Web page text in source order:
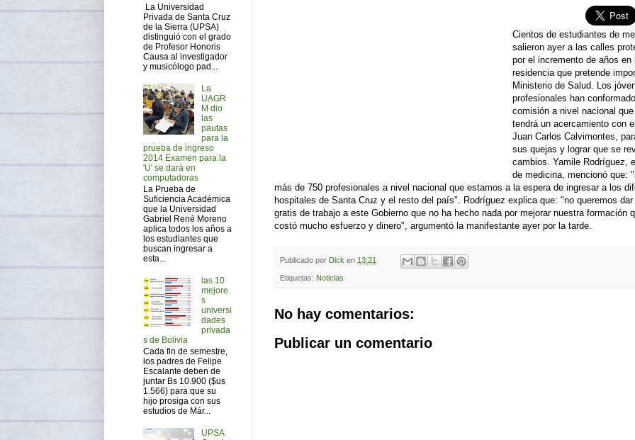
Cientos de estudiantes de
salieron ayer a las calles
por el incremento de años en
residencia que pretende
Ministerio de Salud. Los
profesionales han
comisión a nivel nacional
tendrá un acercamiento con
Juan Carlos Calvimontes,
sus quejas y lograr que se
cambios. Yamile Rodríguez,
de medicina, mencionó que:
más de 750 profesionales a nivel nacional que estamos a la espera de ingresar a los
hospitales de Santa Cruz y el resto del país". Rodríguez explica que: "no queremos dar
gratis de trabajo a este Gobierno que no ha hecho nada por mejorar nuestra formación
costó mucho esfuerzo y dinero", argumentó la manifestante ayer por la tarde.
Publicado por Dick en 13:21
Etiquetas: Noticias
No hay comentarios:
Publicar un comentario
La Universidad
Privada de Santa Cruz
de la Sierra (UPSA)
distinguió con el grado
de Profesor Honoris
Causa al investigador
y musicólogo pad...
La
UAGR
M dio
las
pautas
para la
prueba de ingreso
2014 Examen para la
'U' se dará en
computadoras
La Prueba de
Suficiencia Académica
que la Universidad
Gabriel René Moreno
aplica todos los años a
los estudiantes que
buscan ingresar a
esta...
las 10
mejore
s
universi
dades
privada
s de Bolivia
Cada fin de semestre,
los padres de Felipe
Escalante deben de
juntar Bs 10.900 ($us
1.566) para que su
hijo prosiga con sus
estudios de Már...
UPSA